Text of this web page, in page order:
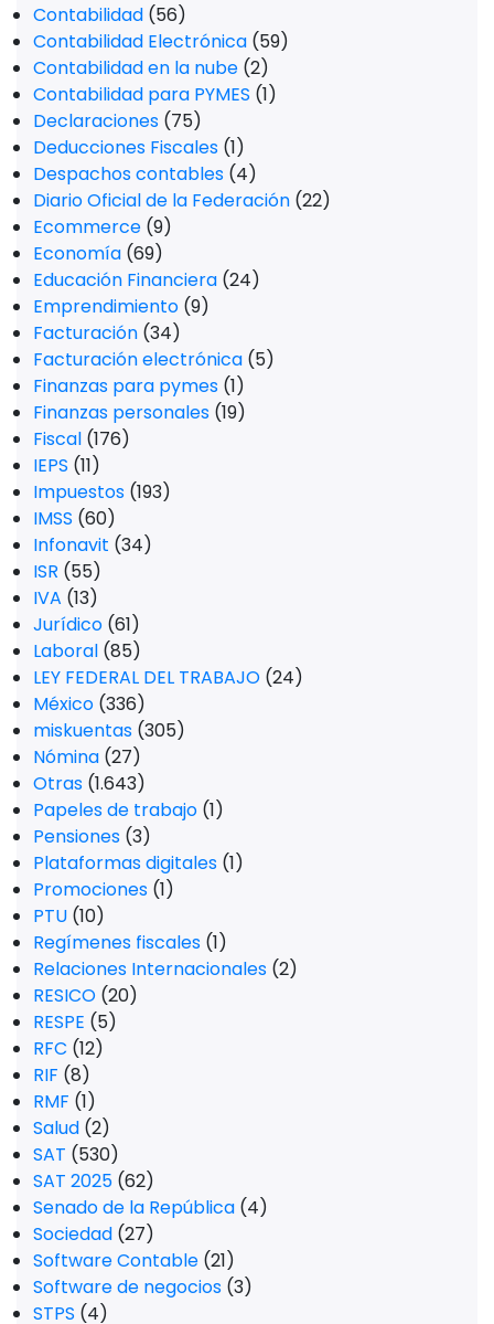
Contabilidad (56)
Contabilidad Electrónica (59)
Contabilidad en la nube (2)
Contabilidad para PYMES (1)
Declaraciones (75)
Deducciones Fiscales (1)
Despachos contables (4)
Diario Oficial de la Federación (22)
Ecommerce (9)
Economía (69)
Educación Financiera (24)
Emprendimiento (9)
Facturación (34)
Facturación electrónica (5)
Finanzas para pymes (1)
Finanzas personales (19)
Fiscal (176)
IEPS (11)
Impuestos (193)
IMSS (60)
Infonavit (34)
ISR (55)
IVA (13)
Jurídico (61)
Laboral (85)
LEY FEDERAL DEL TRABAJO (24)
México (336)
miskuentas (305)
Nómina (27)
Otras (1.643)
Papeles de trabajo (1)
Pensiones (3)
Plataformas digitales (1)
Promociones (1)
PTU (10)
Regímenes fiscales (1)
Relaciones Internacionales (2)
RESICO (20)
RESPE (5)
RFC (12)
RIF (8)
RMF (1)
Salud (2)
SAT (530)
SAT 2025 (62)
Senado de la República (4)
Sociedad (27)
Software Contable (21)
Software de negocios (3)
STPS (4)